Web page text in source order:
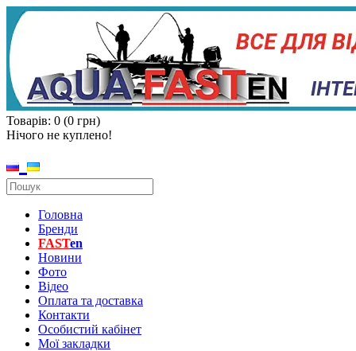
Товарів: 0 (0 грн)
Нічого не куплено!
Головна
Бренди
FASTen
Новини
Фото
Відео
Оплата та доставка
Контакти
Особистий кабінет
Мої закладки